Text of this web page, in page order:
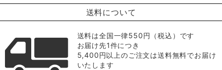
送料について
送料は全国一律550円（税込）です
お届け先1件につき
5,400円以上のご注文は送料無料でお届け
いたします